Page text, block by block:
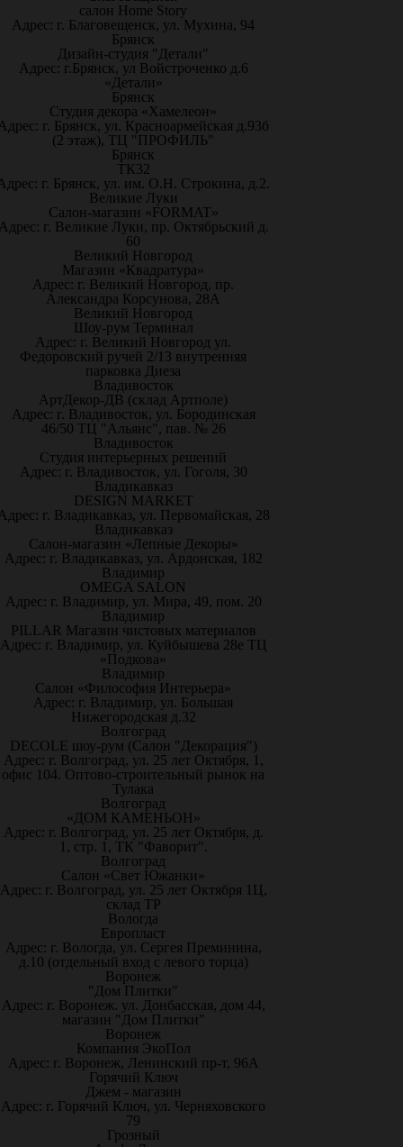
салон Home Story
Адрес: г. Благовещенск, ул. Мухина, 94
Брянск
Дизайн-студия "Детали"
Адрес: г.Брянск, ул Войстроченко д.6
«Детали»
Брянск
Студия декора «Хамелеон»
г. Брянск, ул. Красноармейская д.93б
(2 этаж), ТЦ "ПРОФИЛЬ"
Брянск
ТК32
г. Брянск, ул. им. О.Н. Строкина, д.2.
Великие Луки
Салон-магазин «FORMAT»
г. Великие Луки, пр. Октябрьский д.
60
Великий Новгород
Магазин «Квадратура»
Адрес: г. Великий Новгород, пр.
Александра Корсунова, 28А
Великий Новгород
Шоу-рум Терминал
Адрес: г. Великий Новгород ул.
Федоровский ручей 2/13 внутренняя
парковка Диеза
Владивосток
АртДекор-ДВ (склад Артполе)
Адрес: г. Владивосток, ул. Бородинская
46/50 ТЦ "Альянс", пав. № 26
Владивосток
Студия интерьерных решений
Адрес: г. Владивосток, ул. Гоголя, 30
Владикавказ
DESIGN MARKET
г. Владикавказ, ул. Первомайская, 28
Владикавказ
Салон-магазин «Лепные Декоры»
Адрес: г. Владикавказ, ул. Ардонская, 182
Владимир
OMEGA SALON
Адрес: г. Владимир, ул. Мира, 49, пом. 20
Владимир
PILLAR Магазин чистовых материалов
Адрес: г. Владимир, ул. Куйбышева 28е ТЦ
«Подкова»
Владимир
Салон «Философия Интерьера»
Адрес: г. Владимир, ул. Большая
Нижегородская д.32
Волгоград
DECOLE шоу-рум (Салон "Декорация")
Адрес: г. Волгоград, ул. 25 лет Октября, 1,
офис 104. Оптово-строительный рынок на
Тулака
Волгоград
«ДОМ КАМЕНЬОН»
Адрес: г. Волгоград, ул. 25 лет Октября, д.
1, стр. 1, ТК "Фаворит".
Волгоград
Салон «Свет Южанки»
Адрес: г. Волгоград, ул. 25 лет Октября 1Ц,
склад ТР
Вологда
Европласт
Адрес: г. Вологда, ул. Сергея Преминина,
д.10 (отдельный вход с левого торца)
Воронеж
"Дом Плитки"
Адрес: г. Воронеж. ул. Донбасская, дом 44,
магазин "Дом Плитки"
Воронеж
Компания ЭкоПол
Адрес: г. Воронеж, Ленинский пр-т, 96А
Горячий Ключ
Джем - магазин
Адрес: г. Горячий Ключ, ул. Черняховского
79
Грозный